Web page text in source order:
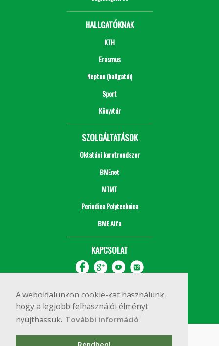
A weboldalunkon cookie-kat használunk,
hogy a legjobb felhasználói élményt
nyújthassuk. További információ
HALLGATÓKNAK
KTH
Erasmus
Neptun (hallgatói)
Sport
Könyvtár
SZOLGÁLTATÁSOK
Oktatási keretrendszer
BMEnet
MTMT
Periodica Polytechnica
BME Alfa
KAPCSOLAT
Copyright © 2020 BME Építőmérnöki Kar